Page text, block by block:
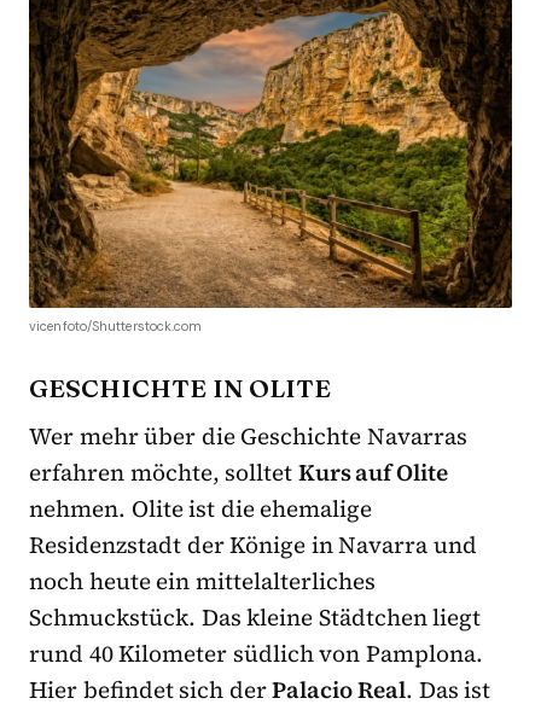
vicenfoto/Shutterstock.com
GESCHICHTE IN OLITE
Wer mehr über die Geschichte Navarras
erfahren möchte, solltetKurs auf Olite
nehmen. Olite ist die ehemalige
Residenzstadt der Könige in Navarra und
noch heute ein mittelalterliches
Schmuckstück. Das kleine Städtchen liegt
rund 40 Kilometer südlich von Pamplona.
Hier befindet sich derPalacio Real. Das ist